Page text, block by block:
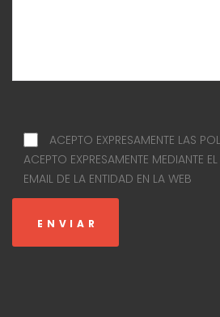
ACEPTO EXPRESAMENTE LAS
ACEPTO EXPRESAMENTE MEDIANTE
EMAIL DE LA ENTIDAD EN LA WEB